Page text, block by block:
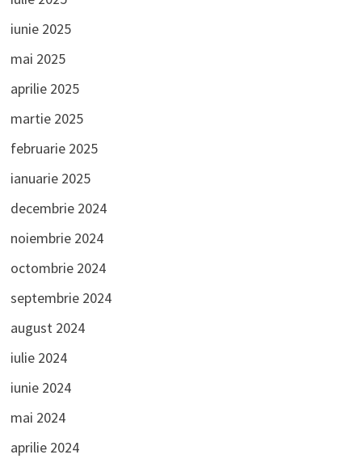
iunie 2025
mai 2025
aprilie 2025
martie 2025
februarie 2025
ianuarie 2025
decembrie 2024
noiembrie 2024
octombrie 2024
septembrie 2024
august 2024
iulie 2024
iunie 2024
mai 2024
aprilie 2024